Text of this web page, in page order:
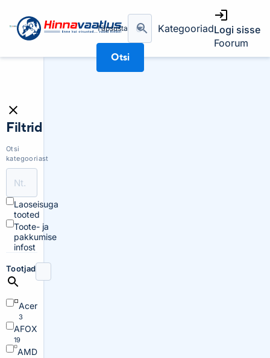
Täpsusta
Otsi
KategooriadLogi sisse
Foorum
Filtrid
Otsi
kategooriast
Laoseisuga
tooted
Toote- ja
pakkumise
infost
Tootjad
Acer
3
AFOX
19
AMD